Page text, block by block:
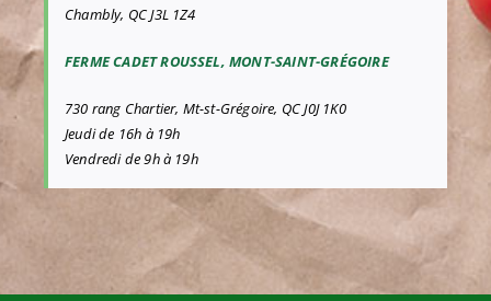
Chambly, QC J3L 1Z4
FERME CADET ROUSSEL, MONT-SAINT-GRÉGOIRE
730 rang Chartier, Mt-st-Grégoire, QC J0J 1K0
Jeudi de 16h à 19h
Vendredide 9h à 19h